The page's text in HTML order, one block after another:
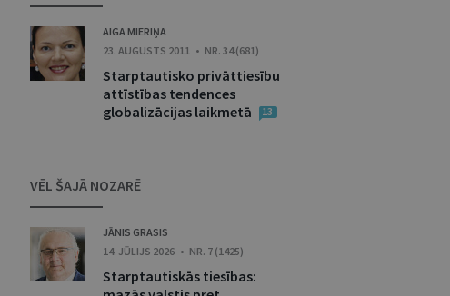
AIGA MIERIŅA
23. AUGUSTS 2011 • NR. 34 (681)
Starptautisko privāttiesību
attīstības tendences
globalizācijas laikmetā
13
VĒL ŠAJĀ NOZARĒ
JĀNIS GRASIS
14. JŪLIJS 2026 • NR. 7 (1425)
Starptautiskās tiesības: